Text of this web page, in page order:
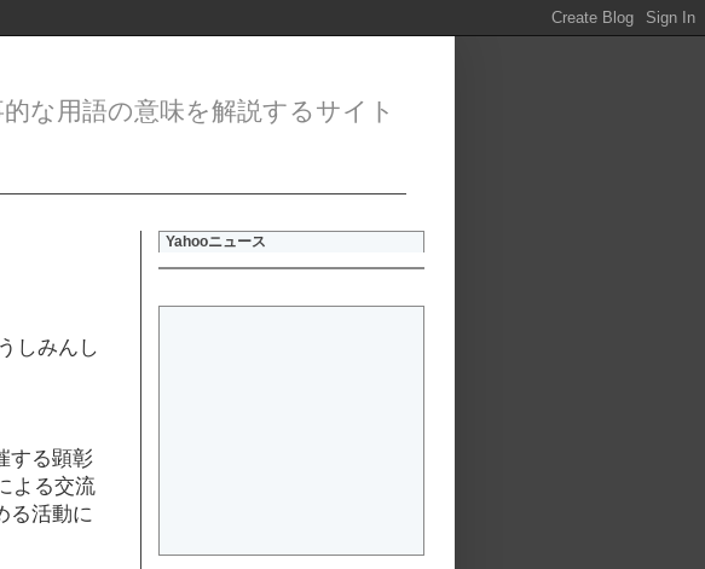
な用語の意味を解説するサイト
しみんし
する顕彰
よる交流
る活動に
Yahooニュース